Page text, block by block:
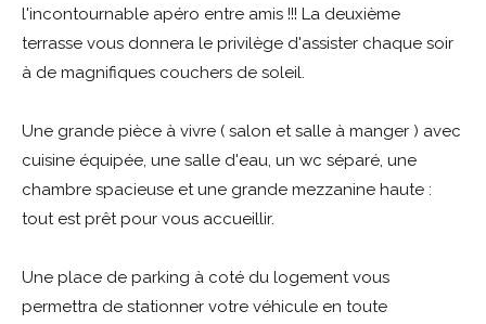
l'incontournable apéro entre amis !!! La deuxième
terrasse vous donnera le privilège d'assister chaque soir
à de magnifiques couchers de soleil.
Une grande pièce à vivre ( salon et salle à manger ) avec
cuisine équipée, une salle d'eau, un wc séparé, une
chambre spacieuse et une grande mezzanine haute :
tout est prêt pour vous accueillir.
Une place de parking à coté du logement vous
permettra de stationner votre véhicule en toute